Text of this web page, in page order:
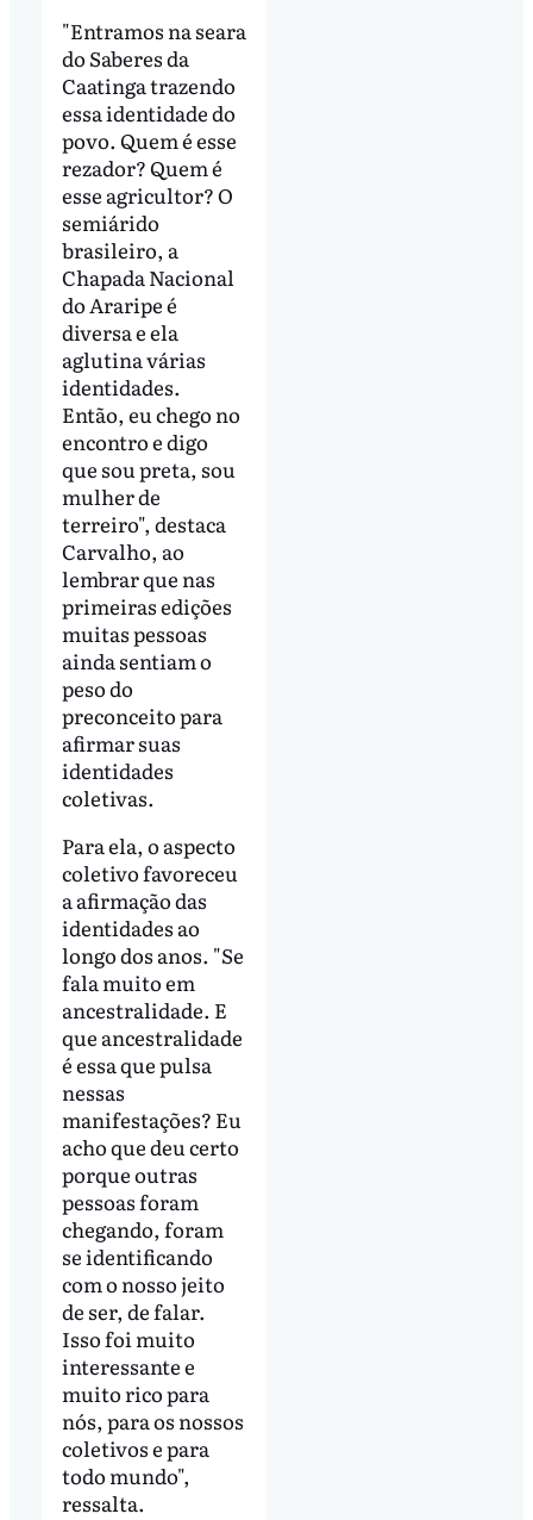
"Entramos na seara
do Saberes da
Caatinga trazendo
essa identidade do
povo. Quem é esse
rezador? Quem é
esse agricultor? O
semiárido
brasileiro, a
Chapada Nacional
do Araripe é
diversa e ela
aglutina várias
identidades.
Então, eu chego no
encontro e digo
que sou preta, sou
mulher de
terreiro", destaca
Carvalho, ao
lembrar que nas
primeiras edições
muitas pessoas
ainda sentiam o
peso do
preconceito para
afirmar suas
identidades
coletivas.
Para ela, o aspecto
coletivo favoreceu
a afirmação das
identidades ao
longo dos anos. "Se
fala muito em
ancestralidade. E
que ancestralidade
é essa que pulsa
nessas
manifestações? Eu
acho que deu certo
porque outras
pessoas foram
chegando, foram
se identificando
com o nosso jeito
de ser, de falar.
Isso foi muito
interessante e
muito rico para
nós, para os nossos
coletivos e para
todo mundo",
ressalta.